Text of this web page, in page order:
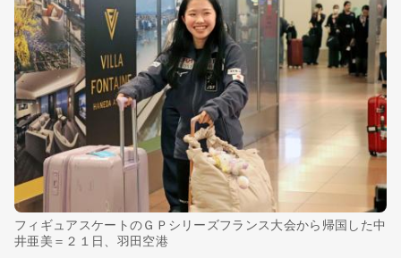
フィギュアスケートのＧＰシリーズフランス大会から帰国した中
井亜美＝２１日、羽田空港